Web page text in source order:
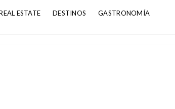
ESTATE DESTINOS GASTRONOMÍA